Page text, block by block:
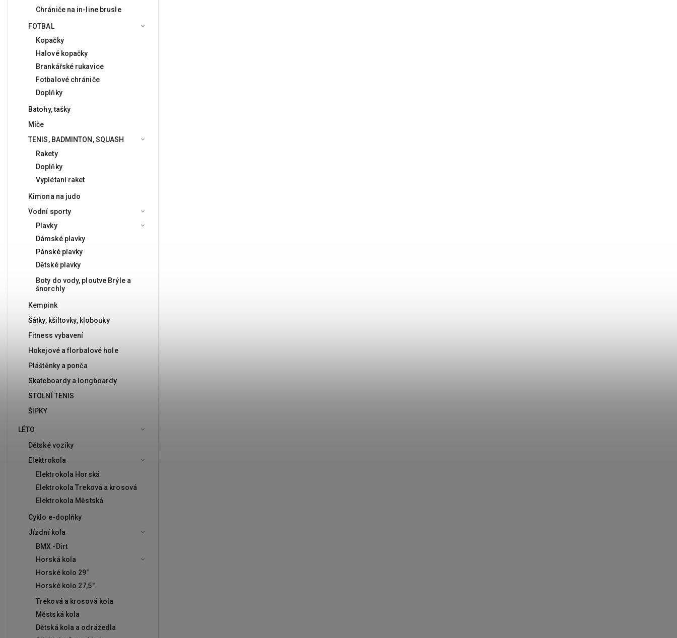
Chrániče na in-line brusle
FOTBAL
Kopačky
Halové kopačky
Brankářské rukavice
Fotbalové chrániče
Doplňky
Batohy, tašky
Míče
TENIS, BADMINTON, SQUASH
Rakety
Doplňky
Vyplétaní raket
Kimona na judo
Vodní sporty
Plavky
Dámské plavky
Pánské plavky
Dětské plavky
Boty do vody, ploutve Brýle a
šnorchly
Kempink
Šátky, kšiltovky, klobouky
Fitness vybavení
Hokejové a florbalové hole
Pláštěnky a ponča
Skateboardy a longboardy
STOLNÍ TENIS
ŠIPKY
LÉTO
Dětské vozíky
Elektrokola
Elektrokola Horská
Elektrokola Treková a krosová
Elektrokola Městská
Cyklo e-doplňky
Jízdní kola
BMX -Dirt
Horská kola
Horské kolo 29"
Horské kolo 27,5"
Treková a krosová kola
Městská kola
Dětská kola a odrážedla